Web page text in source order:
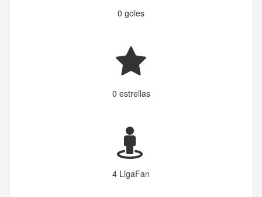
0 goles
0 estrellas
4 LigaFan